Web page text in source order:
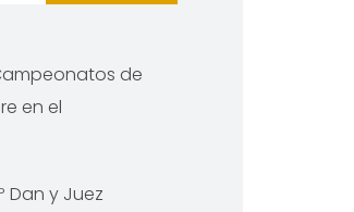
de
en el
y Juez